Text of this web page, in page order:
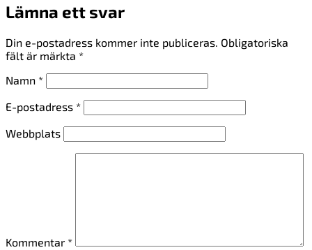
Lämna ett svar
Din e-postadress kommer inte publiceras. Obligatoriska
fält är märkta *
Namn *
E-postadress *
Webbplats
Kommentar *